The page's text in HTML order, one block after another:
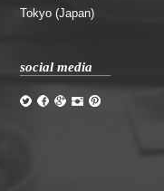
Tokyo (Japan)
social media